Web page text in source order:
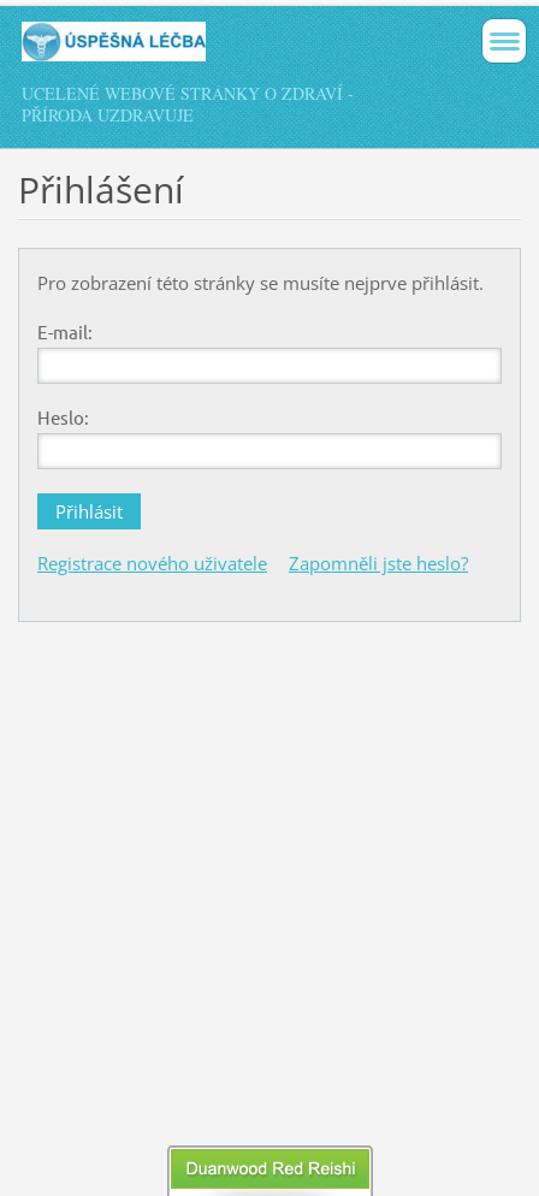
UCELENÉ WEBOVÉ STRÁNKY O ZDRAVÍ -
PŘÍRODA UZDRAVUJE
Přihlášení
Pro zobrazení této stránky se musíte nejprve přihlásit.
E-mail:
Heslo:
Registrace nového uživatele Zapomněli jste heslo?